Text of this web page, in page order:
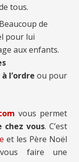
tous.
de
pour lui
aux enfants.
l’ordre ou pour
vous permet
chez vous. C’est
et les Père Noël
faire une